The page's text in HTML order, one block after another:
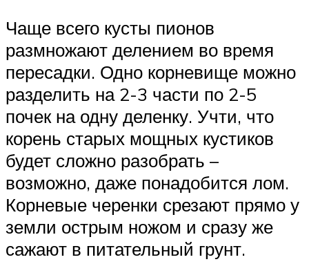
Чаще всего кусты пионов
размножают делением во время
пересадки. Одно корневище можно
разделить на 2-3 части по 2-5
почек на одну деленку. Учти, что
корень старых мощных кустиков
будет сложно разобрать –
возможно, даже понадобится лом.
Корневые черенки срезают прямо у
земли острым ножом и сразу же
сажают в питательный грунт.